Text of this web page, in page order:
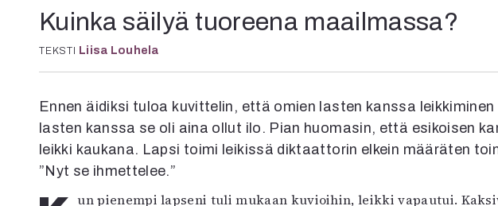
Verkkoartikkeli
Teatteri
Tanssi
Tanssi
Sámegillii
Pääkirjoitus
Paperilehdestä
Oulu2026
4/2026
2–3/2026
6/2025
5/2025
Lehtiarkisto
Tilaus ja
irtonumerot
Toimitus
Kaltio ry
Kuinka säilyä tuoreena maailmassa?
TEKSTI Liisa Louhela
Ennen äidiksi tuloa kuvittelin, että omien lasten kanssa
lasten kanssa se oli aina ollut ilo. Pian huomasin, että esikoisen
leikki kaukana. Lapsi toimi leikissä diktaattorin elkein määräten
”Nyt se ihmettelee.”